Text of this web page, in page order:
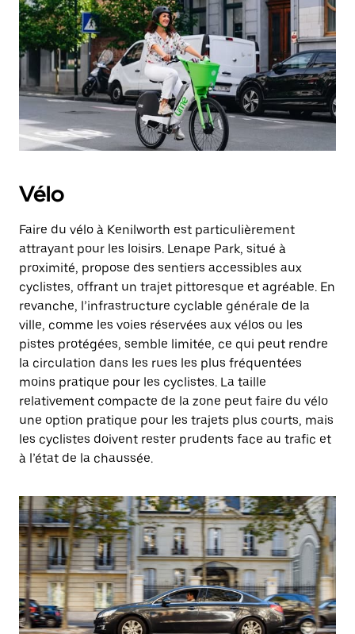
Vélo
Faire du vélo à Kenilworth est particulièrement
attrayant pour les loisirs. Lenape Park, situé à
proximité, propose des sentiers accessibles aux
cyclistes, offrant un trajet pittoresque et agréable. En
revanche, l’infrastructure cyclable générale de la
ville, comme les voies réservées aux vélos ou les
pistes protégées, semble limitée, ce qui peut rendre
la circulation dans les rues les plus fréquentées
moins pratique pour les cyclistes. La taille
relativement compacte de la zone peut faire du vélo
une option pratique pour les trajets plus courts, mais
les cyclistes doivent rester prudents face au trafic et
à l’état de la chaussée.